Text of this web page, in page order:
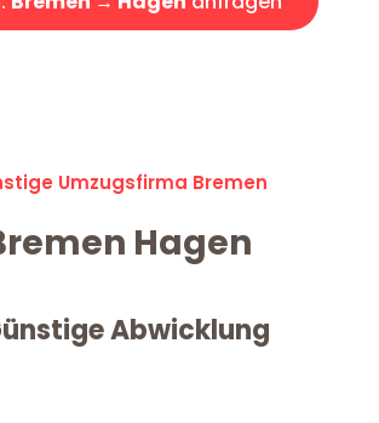
Umzugsfirma Bremen
Hagen
Abwicklung